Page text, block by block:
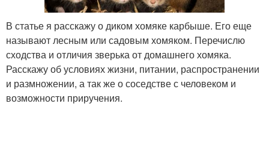
В статье я расскажу о диком хомяке карбыше. Его еще
называют лесным или садовым хомяком. Перечислю
сходства и отличия зверька от домашнего хомяка.
Расскажу об условиях жизни, питании, распространении
и размножении, а так же о соседстве с человеком и
возможности приручения.